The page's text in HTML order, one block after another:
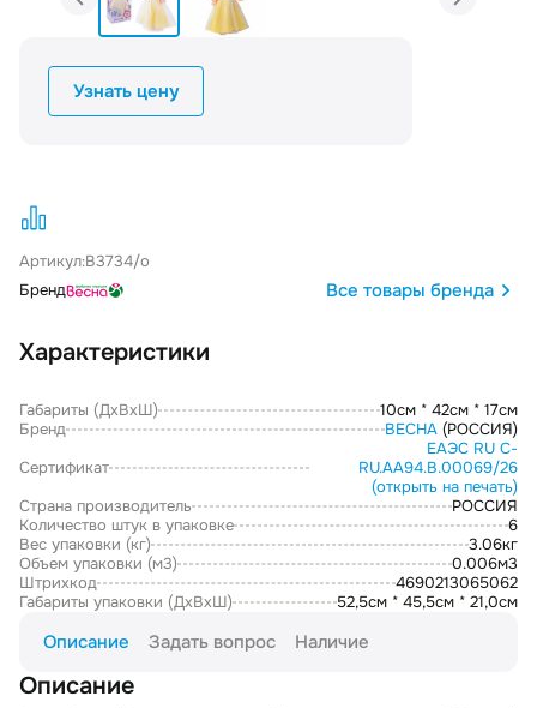
Узнать цену
Артикул:B3734/o
Бренд
Все товары бренда
Характеристики
Габариты (ДxВxШ)
10см * 42см * 17см
Бренд
ВЕСНА (РОССИЯ)
Сертификат
ЕАЭС RU С-
RU.АА94.В.00069/26
(открыть на печать)
Страна производитель
РОССИЯ
Количество штук в упаковке
6
Вес упаковки (кг)
3.06кг
Объем упаковки (м3)
0.006м3
Штрихкод
4690213065062
Габариты упаковки (ДxВxШ)
52,5см * 45,5см * 21,0см
Описание Задать вопрос Наличие
Описание